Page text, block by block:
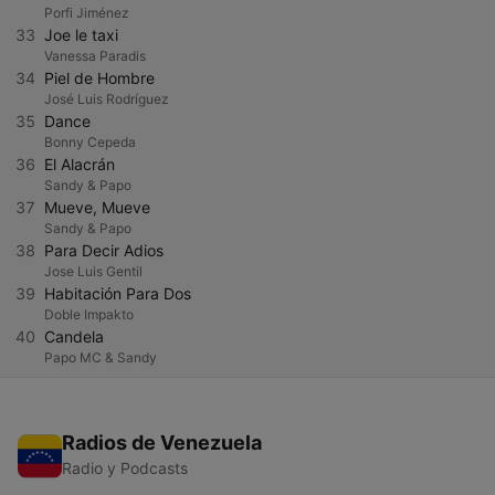
Porfi Jiménez
33 Joe le taxi
Vanessa Paradis
34 Piel de Hombre
José Luis Rodríguez
35 Dance
Bonny Cepeda
36 El Alacrán
Sandy & Papo
37 Mueve, Mueve
Sandy & Papo
38 Para Decir Adios
Jose Luis Gentil
39 Habitación Para Dos
Doble Impakto
40 Candela
Papo MC & Sandy
Radios de Venezuela
Radio y Podcasts